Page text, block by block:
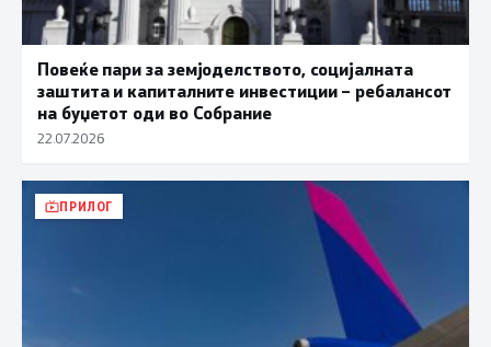
Повеќе пари за земјоделството, социјалната
заштита и капиталните инвестиции – ребалансот
на буџетот оди во Собрание
22.07.2026
ПРИЛОГ